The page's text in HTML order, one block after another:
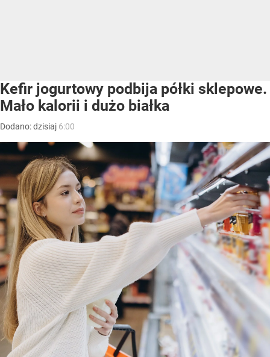
Kefir jogurtowy podbija półki sklepowe.
Mało kalorii i dużo białka
Dodano:dzisiaj 6:00